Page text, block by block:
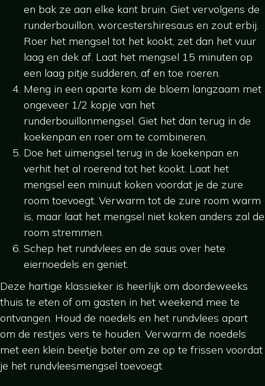
en bak ze aan elke kant bruin. Giet vervolgens de
runderbouillon, worcestershiresaus en zout erbij.
Roer het mengsel tot het kookt, zet dan het vuur
laag en dek af. Laat het mengsel 15 minuten op
een laag pitje sudderen, af en toe roeren.
Meng in een aparte kom de bloem langzaam met
ongeveer 1/2 kopje van het
runderbouillonmengsel. Giet het dan terug in de
koekenpan en roer om te combineren.
Doe het uimengsel terug in de koekenpan en
verhit het al roerend tot het kookt. Laat het
mengsel een minuut koken voordat je de zure
room toevoegt. Verwarm tot de zure room warm
is, maar laat het mengsel niet koken anders zal de
room stremmen.
Schep het rundvlees en de saus over hete
eiernoedels en geniet.
Deze hartige klassieker is heerlijk om doordeweeks
thuis te eten of om gasten in het weekend mee te
ontvangen. Houd de noedels en het rundvlees apart
om de restjes vers te houden. Verwarm de noedels
met een klein beetje boter om ze op te frissen voordat
je het rundvleesmengsel toevoegt.